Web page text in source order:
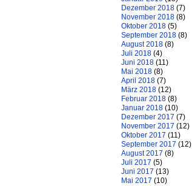
Dezember 2018 (7)
November 2018 (8)
Oktober 2018 (5)
September 2018 (8)
August 2018 (8)
Juli 2018 (4)
Juni 2018 (11)
Mai 2018 (8)
April 2018 (7)
März 2018 (12)
Februar 2018 (8)
Januar 2018 (10)
Dezember 2017 (7)
November 2017 (12)
Oktober 2017 (11)
September 2017 (12)
August 2017 (8)
Juli 2017 (5)
Juni 2017 (13)
Mai 2017 (10)